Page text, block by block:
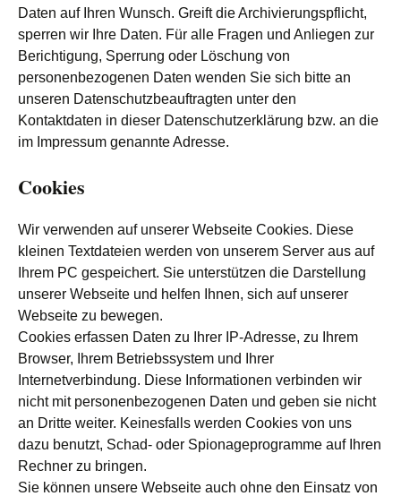
Daten auf Ihren Wunsch. Greift die Archivierungspflicht,
sperren wir Ihre Daten. Für alle Fragen und Anliegen zur
Berichtigung, Sperrung oder Löschung von
personenbezogenen Daten wenden Sie sich bitte an
unseren Datenschutzbeauftragten unter den
Kontaktdaten in dieser Datenschutzerklärung bzw. an die
im Impressum genannte Adresse.
Cookies
Wir verwenden auf unserer Webseite Cookies. Diese
kleinen Textdateien werden von unserem Server aus auf
Ihrem PC gespeichert. Sie unterstützen die Darstellung
unserer Webseite und helfen Ihnen, sich auf unserer
Webseite zu bewegen.
Cookies erfassen Daten zu Ihrer IP-Adresse, zu Ihrem
Browser, Ihrem Betriebssystem und Ihrer
Internetverbindung. Diese Informationen verbinden wir
nicht mit personenbezogenen Daten und geben sie nicht
an Dritte weiter. Keinesfalls werden Cookies von uns
dazu benutzt, Schad- oder Spionageprogramme auf Ihren
Rechner zu bringen.
Sie können unsere Webseite auch ohne den Einsatz von